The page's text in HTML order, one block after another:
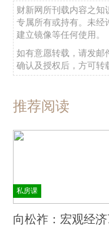
财新网所刊载内容之知
专属所有或持有。未经
建立镜像等任何使用。
如有意愿转载，请发邮
确认及授权后，方可转
推荐阅读
私房课
向松祚：宏观经